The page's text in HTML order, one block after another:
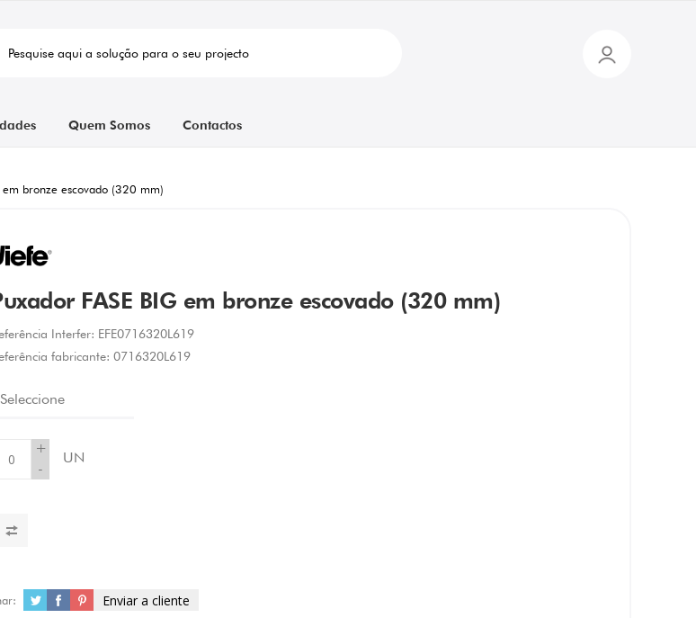
Quem Somos Contactos
em bronze escovado (320 mm)
FASE BIG em bronze escovado (320 mm)
Interfer: EFE0716320L619
fabricante: 0716320L619
Seleccione
+
-
UN
Enviar a cliente